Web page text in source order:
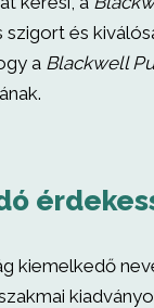
és
a Blackwell
kiemelkedő